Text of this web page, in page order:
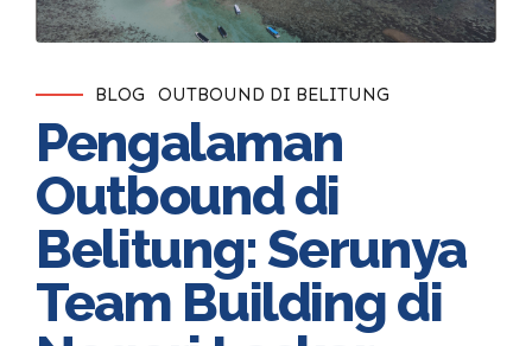
BLOG OUTBOUND DI BELITUNG
Pengalaman
Outbound di
Belitung: Serunya
Team Building di